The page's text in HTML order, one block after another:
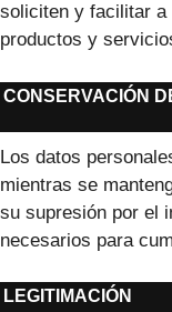
soliciten y facilitar a
productos y
CONSERVACIÓN
Los datos
mientras se
su supresión por el
necesarios para
LEGITIMACIÓN